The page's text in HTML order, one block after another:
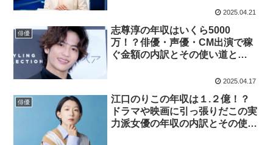
2025.04.21
俳優
志尊淳の年収はいくら5000
万！？俳優・声優・CM出演で稼
ぐ金額の内訳とその使い道と
2025.04.17
俳優
江口のりこの年収は１.２億！？
ドラマや映画に引っ張りだこの実
力派女優の年収の内訳とその使い